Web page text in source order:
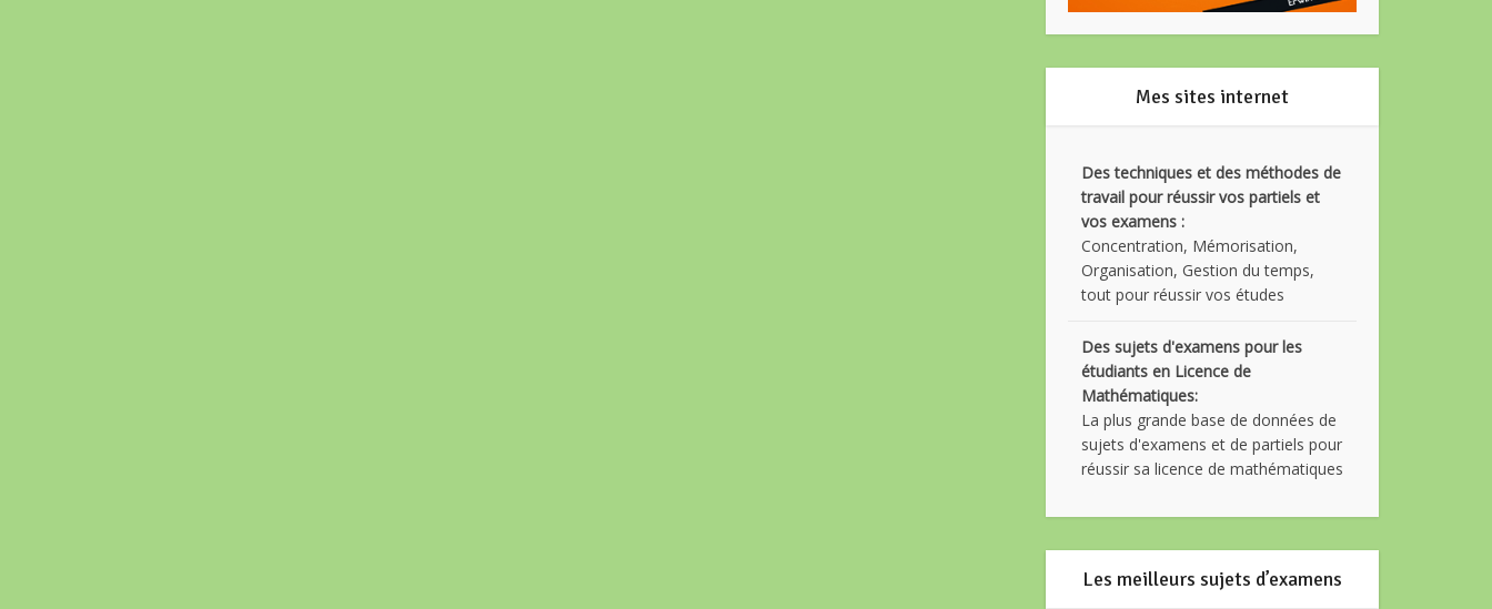
Mes sites internet
Des techniques et des méthodes de
travail pour réussir vos partiels et
vos examens :
Concentration, Mémorisation,
Organisation, Gestion du temps,
tout pour réussir vos études
Des sujets d'examens pour les
étudiants en Licence de
Mathématiques:
La plus grande base de données de
sujets d'examens et de partiels pour
réussir sa licence de mathématiques
Les meilleurs sujets d’examens